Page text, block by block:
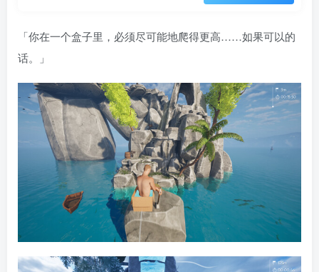
「你在一个盒子里，必须尽可能地爬得更高……如果可以的
话。」